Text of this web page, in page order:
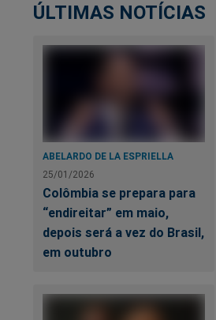
ÚLTIMAS NOTÍCIAS
ABELARDO DE LA ESPRIELLA
25/01/2026
Colômbia se prepara para
“endireitar” em maio,
depois será a vez do Brasil,
em outubro